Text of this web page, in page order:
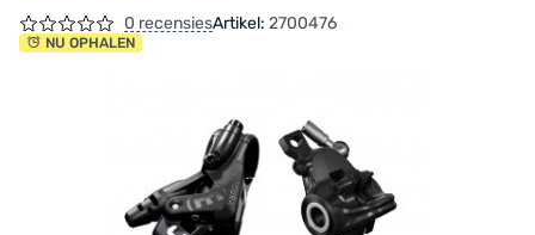
0 recensiesArtikel: 2700476
NU OPHALEN